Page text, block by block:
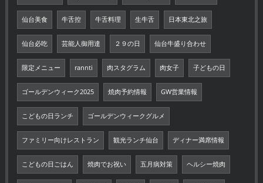
仙台美食 牛舌控 牛舌料理 生牛舌 日本東北之旅
仙台必吃 芸能人御用達 ２９の日 仙台牛盛り合わせ
限定メニュー rannti 肉スタグラム 肉女子 子どもの日
ゴールデンウィーク2025 焼肉予約情報 GW営業情報
こどもの日ランチ ゴールデンウィークグルメ
ファミリー向けレストラン 観光ランチ仙台 ディナー満席情報
こどもの日ごはん 焼肉でお祝い 五月病対策 ヘルシー焼肉